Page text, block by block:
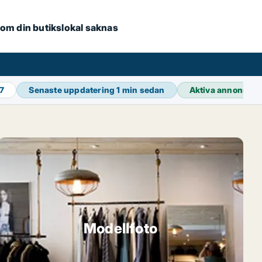
din butikslokal saknas
Senaste uppdatering1 min sedan Aktiva annonser
Modellfoto